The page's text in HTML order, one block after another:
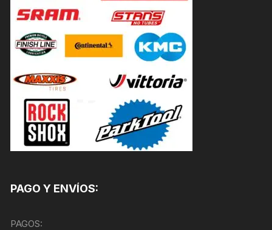
PAGO Y ENVÍOS:
PAGOS: